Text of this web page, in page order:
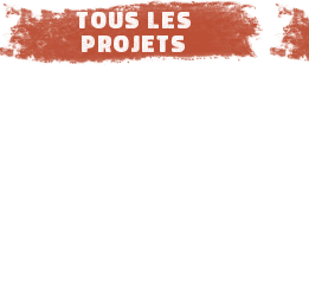
tous les
projets